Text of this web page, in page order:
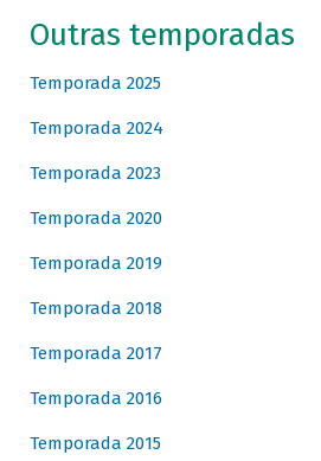
Outras temporadas
Temporada 2025
Temporada 2024
Temporada 2023
Temporada 2020
Temporada 2019
Temporada 2018
Temporada 2017
Temporada 2016
Temporada 2015